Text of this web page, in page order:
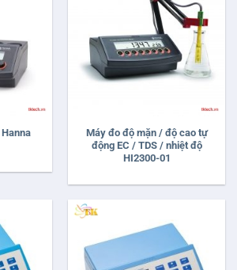
Máy đo độ mặn / độ cao tự
động EC / TDS / nhiệt độ
HI2300-01